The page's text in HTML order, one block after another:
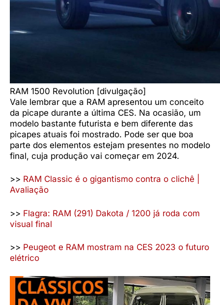
RAM 1500 Revolution [divulgação]
Vale lembrar que a RAM apresentou um conceito
da picape durante a última CES. Na ocasião, um
modelo bastante futurista e bem diferente das
picapes atuais foi mostrado. Pode ser que boa
parte dos elementos estejam presentes no modelo
final, cuja produção vai começar em 2024.
>> RAM Classic é o gigantismo contra o clichê |
Avaliação
>> Flagra: RAM (291) Dakota / 1200 já roda com
visual final
>> Peugeot e RAM mostram na CES 2023 o futuro
elétrico